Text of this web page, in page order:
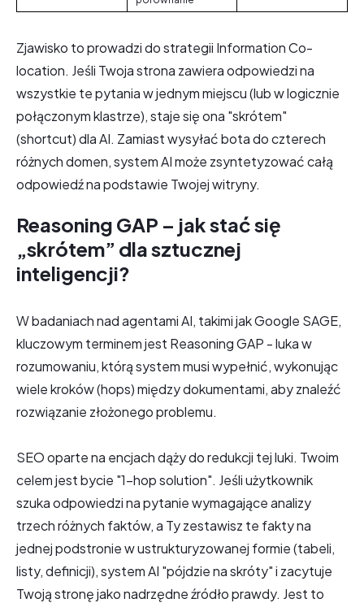
Zjawisko to prowadzi do strategii Information Co-
location. Jeśli Twoja strona zawiera odpowiedzi na
wszystkie te pytania w jednym miejscu (lub w logicznie
połączonym klastrze), staje się ona "skrótem"
(shortcut) dla AI. Zamiast wysyłać bota do czterech
różnych domen, system AI może zsyntetyzować całą
odpowiedź na podstawie Twojej witryny.
Reasoning GAP – jak stać się
„skrótem” dla sztucznej
inteligencji?
W badaniach nad agentami AI, takimi jak Google SAGE,
kluczowym terminem jest Reasoning GAP - luka w
rozumowaniu, którą system musi wypełnić, wykonując
wiele kroków (hops) między dokumentami, aby znaleźć
rozwiązanie złożonego problemu.
SEO oparte na encjach dąży do redukcji tej luki. Twoim
celem jest bycie "1-hop solution". Jeśli użytkownik
szuka odpowiedzi na pytanie wymagające analizy
trzech różnych faktów, a Ty zestawisz te fakty na
jednej podstronie w ustrukturyzowanej formie (tabeli,
listy, definicji), system AI "pójdzie na skróty" i zacytuje
Twoją stronę jako nadrzędne źródło prawdy. Jest to